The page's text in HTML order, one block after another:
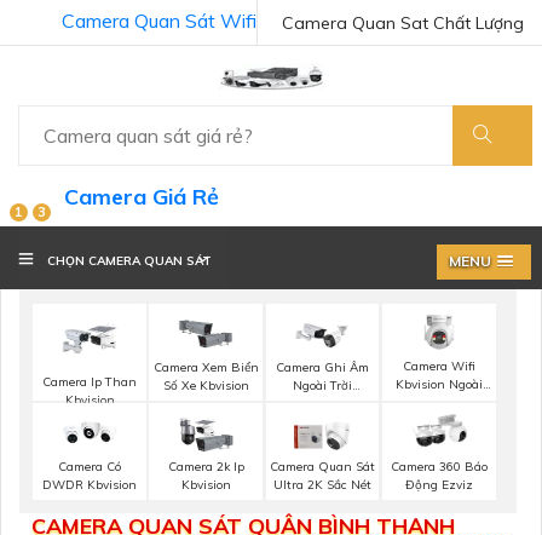
Camera Quan Sat Chất Lượng
Camera Quan Sát Wifi
1 3
Camera Giá Rẻ
CHỌN CAMERA QUAN SÁT MENU
Camera Ip Than
Kbvision
Camera Xem Biển
Số Xe Kbvision
Camera Ghi Âm
Ngoài Trời
Camera Wifi
Kbvision Ngoài
Camera Có
DWDR Kbvision
Camera 2k Ip
Kbvision
Camera Quan Sát
Ultra 2K Sắc Nét
Camera 360 Báo
Động Ezviz
CAMERA QUAN SÁT QUẬN BÌNH THẠNH